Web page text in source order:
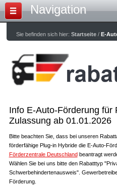
Navigation
Sie befinden sich hier:Startseite /E-
Info E-Auto-Förderung für
Zulassung ab 01.01.2026
Bitte beachten Sie, dass bei unseren
förderfähige Plug-in Hybride die E-Auto-
Förderzentrale Deutschlandbeantragt
Wählen Sie bei uns bitte den Rabatttyp
Schwerbehindertenausweis".
Förderung.